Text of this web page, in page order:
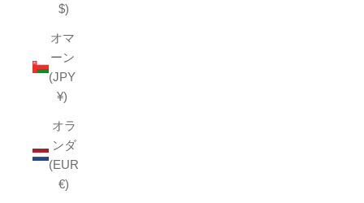
$)
オマ
ーン
(JPY
¥)
オラ
ンダ
(EUR
€)